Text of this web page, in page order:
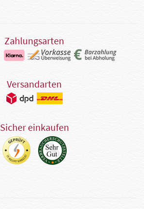
Zahlungsarten
Versandarten
Sicher einkaufen